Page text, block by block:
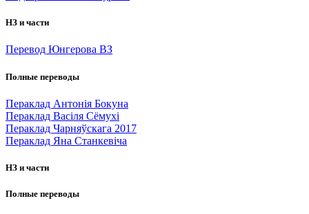
НЗ и части
Перевод Юнгерова ВЗ
Полные переводы
Пераклад Антонія Бокуна
Пераклад Васіля Сёмухі
Пераклад Чарняўскага 2017
Пераклад Яна Станкевіча
НЗ и части
Полные переводы